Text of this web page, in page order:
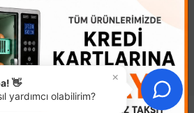
a..
yemlikleri olarak geçerlidir.
Plas..
×
👋
yardımcı olabilirim?